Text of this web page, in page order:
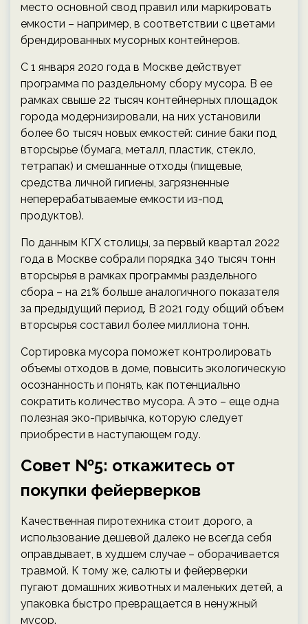
место основной свод правил или маркировать
емкости – например, в соответствии с цветами
брендированных мусорных контейнеров.
С 1 января 2020 года в Москве действует
программа по раздельному сбору мусора. В ее
рамках свыше 22 тысяч контейнерных площадок
города модернизировали, на них установили
более 60 тысяч новых емкостей: синие баки под
вторсырье (бумага, металл, пластик, стекло,
тетрапак) и смешанные отходы (пищевые,
средства личной гигиены, загрязненные
неперерабатываемые емкости из-под
продуктов).
По данным КГХ столицы, за первый квартал 2022
года в Москве собрали порядка 340 тысяч тонн
вторсырья в рамках программы раздельного
сбора – на 21% больше аналогичного показателя
за предыдущий период. В 2021 году общий объем
вторсырья составил более миллиона тонн.
Сортировка мусора поможет контролировать
объемы отходов в доме, повысить экологическую
осознанность и понять, как потенциально
сократить количество мусора. А это – еще одна
полезная эко-привычка, которую следует
приобрести в наступающем году.
Совет №5: откажитесь от
покупки фейерверков
Качественная пиротехника стоит дорого, а
использование дешевой далеко не всегда себя
оправдывает, в худшем случае – оборачивается
травмой. К тому же, салюты и фейерверки
пугают домашних животных и маленьких детей, а
упаковка быстро превращается в ненужный
мусор.